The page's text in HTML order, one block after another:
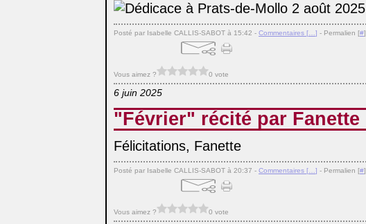
Posté par Isabelle CALLIS-SABOT à 15:42 - Commentaires [ ] - Permalien [#]
Vous aimez ? 0 vote
6 juin 2025
"Février" récité par Fanette
Félicitations, Fanette
Posté par Isabelle CALLIS-SABOT à 20:37 - Commentaires [ ] - Permalien [#]
Vous aimez ? 0 vote